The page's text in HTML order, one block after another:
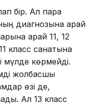
бір. Ал пара
диагнозына қарай
қарай 11, 12
класс санатына
көрмейді.
жолбасшы
өзі де,
Ал 13 класс